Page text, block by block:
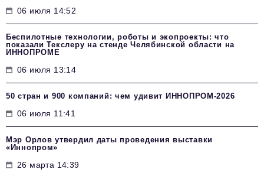
06 июля 14:52
Беспилотные технологии, роботы и экопроекты: что
показали Текслеру на стенде Челябинской области на
ИННОПРОМЕ
06 июля 13:14
50 стран и 900 компаний: чем удивит ИННОПРОМ‑2026
06 июля 11:41
Мэр Орлов утвердил даты проведения выставки
«Иннопром»
26 марта 14:39